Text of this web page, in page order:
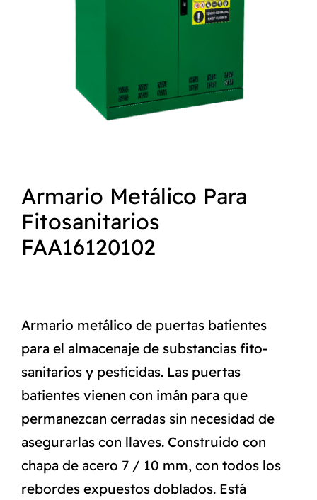
Armario Metálico Para
Fitosanitarios
FAA16120102
Armario metálico de puertas batientes
para el almacenaje de substancias fito-
sanitarios y pesticidas. Las puertas
batientes vienen con imán para que
permanezcan cerradas sin necesidad de
asegurarlas con llaves. Construido con
chapa de acero 7 / 10 mm, con todos los
rebordes expuestos doblados. Está